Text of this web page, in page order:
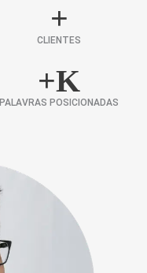
+
CLIENTES
+K
PALAVRAS POSICIONADAS